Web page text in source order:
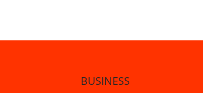
BUSINESS